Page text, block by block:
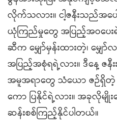
လိုက်သလား။ ငါ့ဇနီးသည်အပေ
ယုံကြည်မှုတွေ အပြည့်အဝပေးရဲ့
ဆီက မျှော်မှန်းထားတဲ့၊ မျှ
အပြည့်အစုံရရဲ့လား။ ဒီနေ့ ဇနီ
အမူအရာတွေ သံယော ဇဉ်ရှိ
ကော ပြနိုင်ရဲ့လား။ အခုလိုမျို
ဆန်းစစ်ကြည့်နိုင်ပါတယ်။